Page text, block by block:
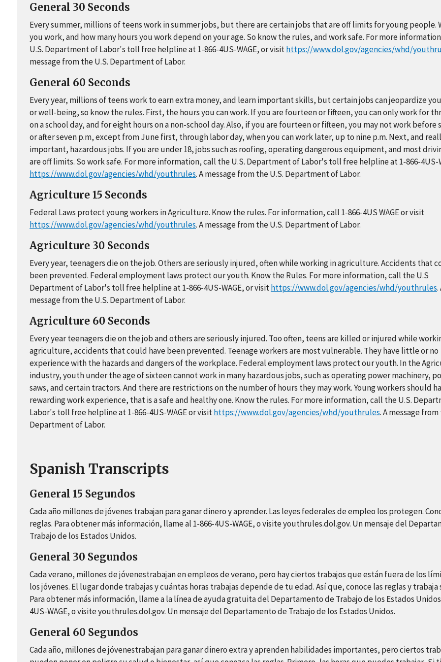
General 30 Seconds
Every summer, millions of teens work in summer jobs, but there are certain jobs that are off limits for young people.
you work, and how many hours you work depend on your age. So know the rules, and work safe. For more
U.S. Department of Labor's toll free helpline at 1-866-4US-WAGE, or visithttps://www.dol.gov/agencies/whd/
message from the U.S. Department of Labor.
General 60 Seconds
Every year, millions of teens work to earn extra money, and learn important skills, but certain jobs can jeopardize
or well-being, so know the rules. First, the hours you can work. If you are fourteen or fifteen, you can only work for
on a school day, and for eight hours on a non-school day. Also, if you are fourteen or fifteen, you may not work before
or after seven p.m, except from June first, through labor day, when you can work later, up to nine p.m. Next, and
important, hazardous jobs. If you are under 18, jobs such as roofing, operating dangerous equipment, and most
are off limits. So work safe. For more information, call the U.S. Department of Labor's toll free helpline at 1-866-4US-
https://www.dol.gov/agencies/whd/youthrules. A message from the U.S. Department of Labor.
Agriculture 15 Seconds
Federal Laws protect young workers in Agriculture. Know the rules. For information, call 1-866-4US WAGE or visit
https://www.dol.gov/agencies/whd/youthrules. A message from the U.S. Department of Labor.
Agriculture 30 Seconds
Every year, teenagers die on the job. Others are seriously injured, often while working in agriculture. Accidents that
been prevented. Federal employment laws protect our youth. Know the Rules. For more information, call the U.S
Department of Labor's toll free helpline at 1-866-4US-WAGE, or visithttps://www.dol.gov/agencies/whd/youthrules.
message from the U.S. Department of Labor.
Agriculture 60 Seconds
Every year teenagers die on the job and others are seriously injured. Too often, teens are killed or injured while
agriculture, accidents that could have been prevented. Teenage workers are most vulnerable. They have little or no
experience with the hazards and dangers of the workplace. Federal employment laws protect our youth. In the
industry, youth under the age of sixteen cannot work in many hazardous jobs, such as operating power machinery,
saws, and certain tractors. And there are restrictions on the number of hours they may work. Young workers should
rewarding work experience, that is a safe and healthy one. Know the rules. For more information, call the U.S.
Labor's toll free helpline at 1-866-4US-WAGE or visithttps://www.dol.gov/agencies/whd/youthrules. A message from
Department of Labor.
Spanish Transcripts
General 15 Segundos
Cada año millones de jóvenes trabajan para ganar dinero y aprender. Las leyes federales de empleo los protegen.
reglas. Para obtener más información, llame al 1-866-4US-WAGE, o visite youthrules.dol.gov. Un mensaje del
Trabajo de los Estados Unidos.
General 30 Segundos
Cada verano, millones de jóvenestrabajan en empleos de verano, pero hay ciertos trabajos que están fuera de los
los jóvenes. El lugar donde trabajas y cuántas horas trabajas depende de tu edad. Así que, conoce las reglas y
Para obtener más información, llame a la línea de ayuda gratuita del Departamento de Trabajo de los Estados
4US-WAGE, o visite youthrules.dol.gov. Un mensaje del Departamento de Trabajo de los Estados Unidos.
General 60 Segundos
Cada año, millones de jóvenestrabajan para ganar dinero extra y aprenden habilidades importantes, pero ciertos